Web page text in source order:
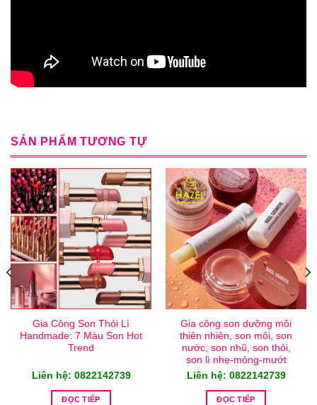
SẢN PHẨM TƯƠNG TỰ
Gia Công Son Thỏi Lì
Handmade: 7 Màu Son Hot
Trend
Liên hệ: 0822142739
ĐỌC TIẾP
Gia công son dưỡng môi
thiên nhiên, son môi, son
nước, son nhũ, son thỏi,
son lì nhẹ-mỏng-mướt
Liên hệ: 0822142739
ĐỌC TIẾP